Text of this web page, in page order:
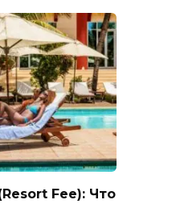
Fee): Что